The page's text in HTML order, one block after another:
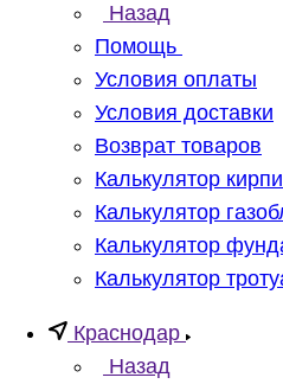
Назад
Помощь
Условия оплаты
Условия доставки
Возврат товаров
Калькулятор
Калькулятор
Калькулятор
Калькулятор
Краснодар
Назад